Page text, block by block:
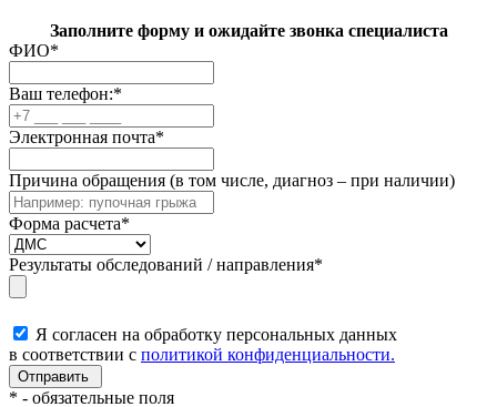
Заполните форму и ожидайте звонка специалиста
ФИО*
Ваш телефон:*
Электронная почта*
Причина обращения (в том числе, диагноз – при наличии)
Форма расчета*
Результаты обследований / направления*
Я согласен на обработку персональных данных
в соответствии с политикой конфиденциальности.
* - обязательные поля